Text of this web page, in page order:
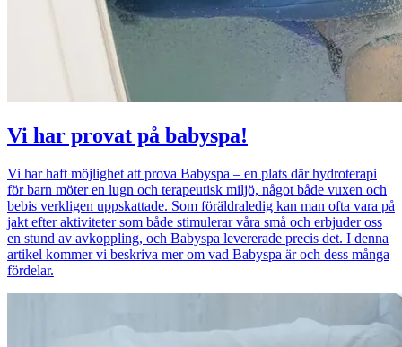
Vi har provat på babyspa!
Vi har haft möjlighet att prova Babyspa – en plats där hydroterapi
för barn möter en lugn och terapeutisk miljö, något både vuxen och
bebis verkligen uppskattade. Som föräldraledig kan man ofta vara på
jakt efter aktiviteter som både stimulerar våra små och erbjuder oss
en stund av avkoppling, och Babyspa levererade precis det. I denna
artikel kommer vi beskriva mer om vad Babyspa är och dess många
fördelar.